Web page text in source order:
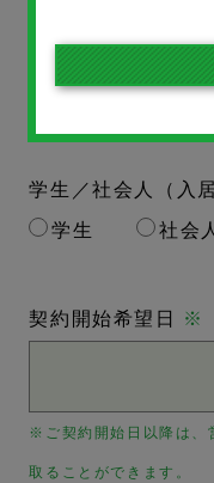
入居者さまとの続
学生／社会人（入
学生
社会人
契約開始希望日 ※
※ご契約開始日以降は、
取ることができます。